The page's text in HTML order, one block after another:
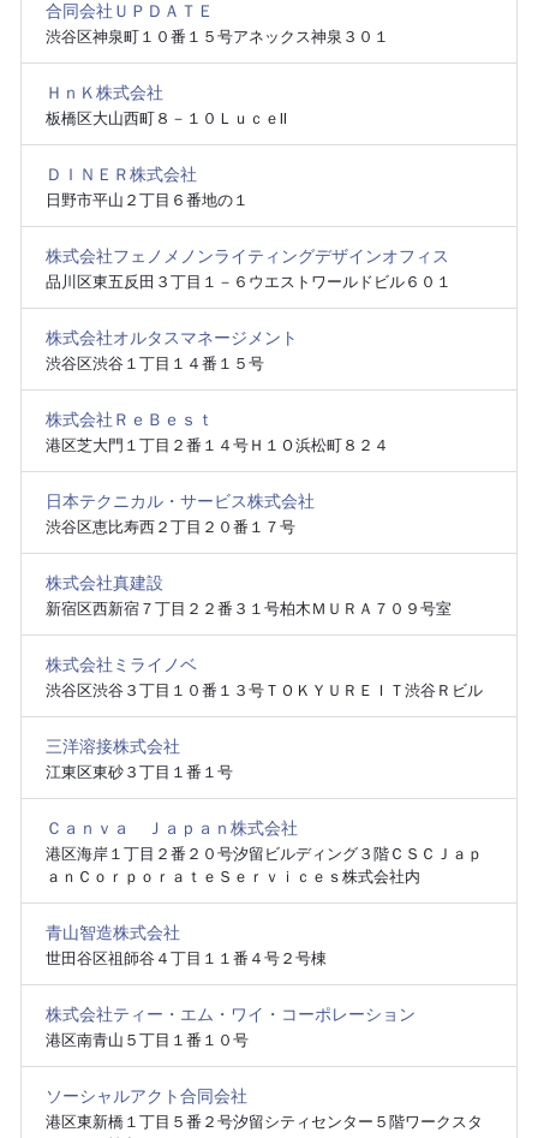
合同会社ＵＰＤＡＴＥ
渋谷区神泉町１０番１５号アネックス神泉３０１
ＨｎＫ株式会社
板橋区大山西町８－１０ＬｕｃｅⅡ
ＤＩＮＥＲ株式会社
日野市平山２丁目６番地の１
株式会社フェノメノンライティングデザインオフィス
品川区東五反田３丁目１－６ウエストワールドビル６０１
株式会社オルタスマネージメント
渋谷区渋谷１丁目１４番１５号
株式会社ＲｅＢｅｓｔ
港区芝大門１丁目２番１４号Ｈ１Ｏ浜松町８２４
日本テクニカル・サービス株式会社
渋谷区恵比寿西２丁目２０番１７号
株式会社真建設
新宿区西新宿７丁目２２番３１号柏木ＭＵＲＡ７０９号室
株式会社ミライノベ
渋谷区渋谷３丁目１０番１３号ＴＯＫＹＵＲＥＩＴ渋谷Ｒビル
三洋溶接株式会社
江東区東砂３丁目１番１号
Ｃａｎｖａ Ｊａｐａｎ株式会社
港区海岸１丁目２番２０号汐留ビルディング３階ＣＳＣＪａｐ
ａｎＣｏｒｐｏｒａｔｅＳｅｒｖｉｃｅｓ株式会社内
青山智造株式会社
世田谷区祖師谷４丁目１１番４号２号棟
株式会社ティー・エム・ワイ・コーポレーション
港区南青山５丁目１番１０号
ソーシャルアクト合同会社
港区東新橋１丁目５番２号汐留シティセンター５階ワークスタ